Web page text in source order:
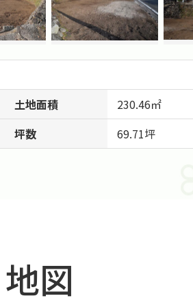
土地面積
230.46㎡
坪数 69.71坪
地図